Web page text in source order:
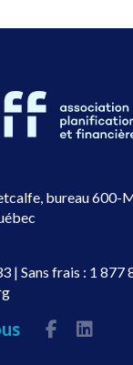
bureau 600-
| Sans frais : 1 877